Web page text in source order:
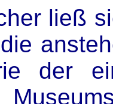
ließ
der